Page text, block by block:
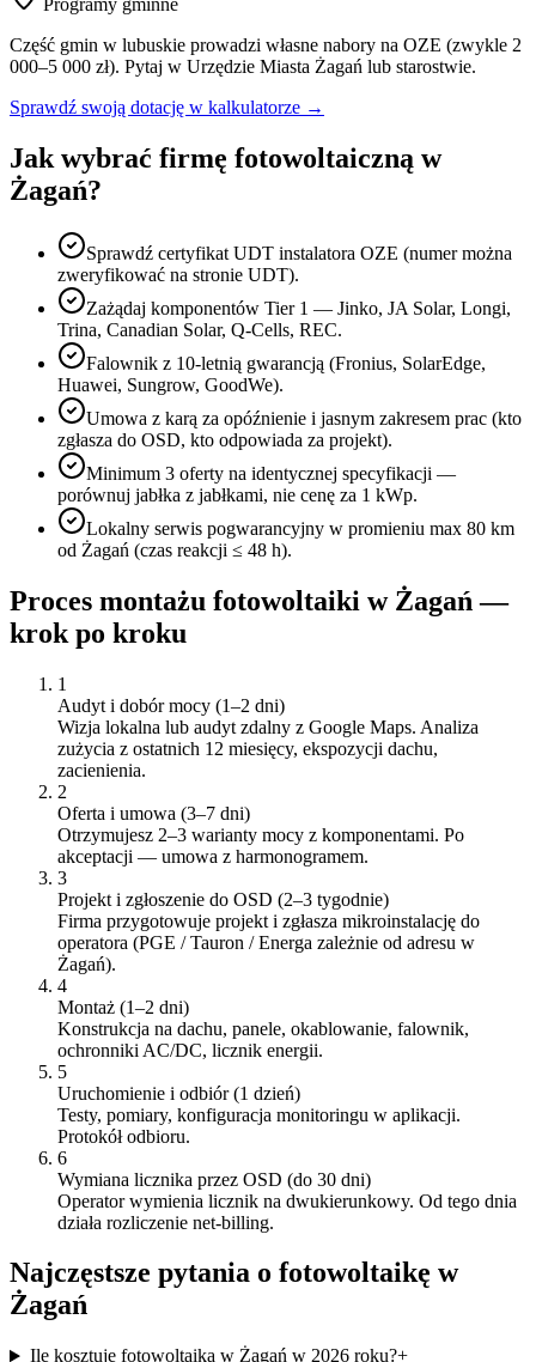
Część gmin w lubuskie prowadzi własne nabory na OZE (zwykle 2
000–5 000 zł). Pytaj w Urzędzie Miasta Żagań lub starostwie.
Sprawdź swoją dotację w kalkulatorze →
Jak wybrać firmę fotowoltaiczną w
Żagań?
Sprawdź certyfikat UDT instalatora OZE (numer można
zweryfikować na stronie UDT).
Zażądaj komponentów Tier 1 — Jinko, JA Solar, Longi,
Trina, Canadian Solar, Q-Cells, REC.
Falownik z 10-letnią gwarancją (Fronius, SolarEdge,
Huawei, Sungrow, GoodWe).
Umowa z karą za opóźnienie i jasnym zakresem prac (kto
zgłasza do OSD, kto odpowiada za projekt).
Minimum 3 oferty na identycznej specyfikacji —
porównuj jabłka z jabłkami, nie cenę za 1 kWp.
Lokalny serwis pogwarancyjny w promieniu max 80 km
od Żagań (czas reakcji ≤ 48 h).
Proces montażu fotowoltaiki w Żagań —
krok po kroku
1
Audyt i dobór mocy (1–2 dni)
Wizja lokalna lub audyt zdalny z Google Maps. Analiza
zużycia z ostatnich 12 miesięcy, ekspozycji dachu,
zacienienia.
2
Oferta i umowa (3–7 dni)
Otrzymujesz 2–3 warianty mocy z komponentami. Po
akceptacji — umowa z harmonogramem.
3
Projekt i zgłoszenie do OSD (2–3 tygodnie)
Firma przygotowuje projekt i zgłasza mikroinstalację do
operatora (PGE / Tauron / Energa zależnie od adresu w
Żagań).
4
Montaż (1–2 dni)
Konstrukcja na dachu, panele, okablowanie, falownik,
ochronniki AC/DC, licznik energii.
5
Uruchomienie i odbiór (1 dzień)
Testy, pomiary, konfiguracja monitoringu w aplikacji.
Protokół odbioru.
6
Wymiana licznika przez OSD (do 30 dni)
Operator wymienia licznik na dwukierunkowy. Od tego dnia
działa rozliczenie net-billing.
Najczęstsze pytania o fotowoltaikę w
Żagań
Ile kosztuje fotowoltaika w Żagań w 2026 roku?+